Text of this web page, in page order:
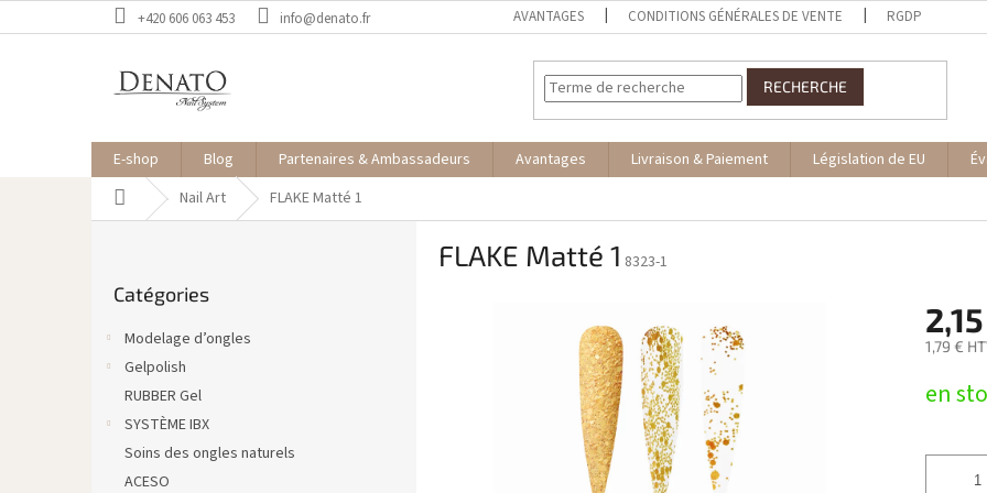
au
+420 606 063 453 info@denato.fr AVANTAGES CONDITIONS GÉNÉRALES DE VENTE RGDP
RECHERCHE
E-shop Blog Partenaires & Ambassadeurs Avantages Livraison & Paiement Législation de EU
AccueilNail Art FLAKE Matté 1
les
Catégories
Modelage d’ongles
Gelpolish
RUBBER Gel
SYSTÈME IBX
Soins des ongles naturels
ACESO
FLAKE Matté 1 8323-1
1,79 €
de
en